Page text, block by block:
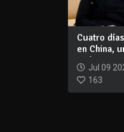
Cuatro
en China,
en la...
Jul 09
163